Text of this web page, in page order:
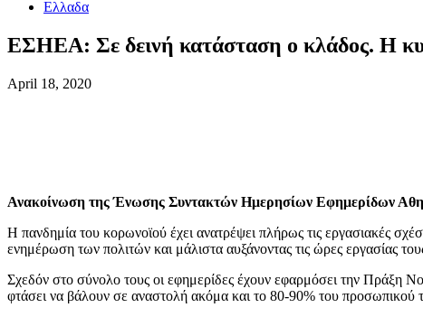
Ελλαδα
ΕΣΗΕΑ: Σε δεινή κατάσταση ο κλάδος. Η
April 18, 2020
Ανακοίνωση της Ένωσης Συντακτών Ημερησίων Εφημερίδων
Η πανδημία του κορωνοϊού έχει ανατρέψει πλήρως τις εργασιακές
ενημέρωση των πολιτών και μάλιστα αυξάνοντας τις ώρες εργασίας
Σχεδόν στο σύνολο τους οι εφημερίδες έχουν εφαρμόσει την Πράξη
φτάσει να βάλουν σε αναστολή ακόμα και το 80-90% του προσωπικού